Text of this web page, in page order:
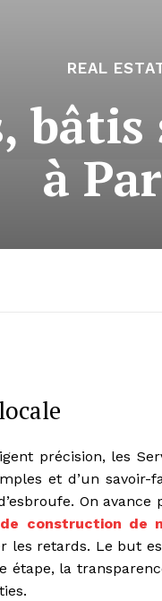
REAL
à
précision, les
et d’un
On avance
construction de
les retards. Le but
étape, la